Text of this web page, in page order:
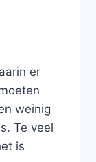
er
weinig
Te veel
is